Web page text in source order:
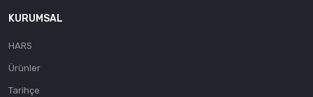
KURUMSAL
HARS
Ürünler
Tarihçe